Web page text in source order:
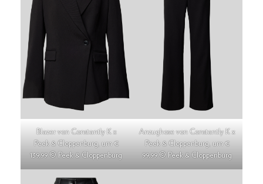
Blazer von Constantly K x
Peek & Cloppenburg, um €
139,99 © Peek & Cloppenburg
Anzughose von Constantly K x
Peek & Cloppenburg, um €
99,99 © Peek & Cloppenburg